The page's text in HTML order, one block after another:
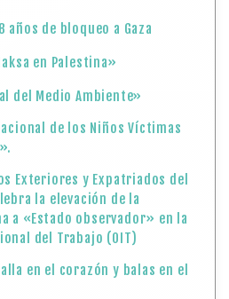
de bloqueo a Gaza
en Palestina»
del Medio Ambiente»
de los Niños Víctimas
Exteriores y Expatriados del
la elevación de la
a «Estado observador» en la
del Trabajo (OIT)
en el corazón y balas en el